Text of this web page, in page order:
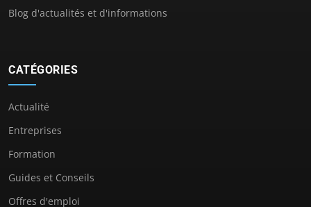
Blog d'actualités et d'informations
CATÉGORIES
Actualité
Entreprises
Formation
Guides et Conseils
Offres d'emploi